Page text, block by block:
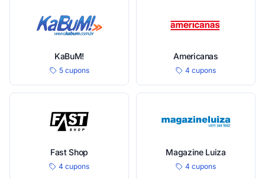
KaBuM!
5 cupons
Americanas
4 cupons
Fast Shop
4 cupons
Magazine Luiza
4 cupons